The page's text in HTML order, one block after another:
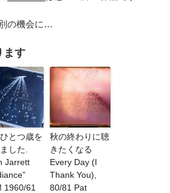
の機会に…
ます
とつ歳を
した.
Jarrett
1960/61
秋の終わりに聴
きたくなる
Every Day (I
Thank You),
80/81 Pat